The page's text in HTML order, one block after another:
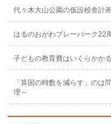
代々木大山公園の仮設校舎計
はるのおがわプレーパーク22
子どもの教育費はいくらかか
「算国の時数を減らす」のは
理～